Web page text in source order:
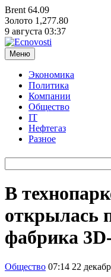
Brent 64.09
Золото 1,277.80
9 августа 03:37
Меню
Экономика
Политика
Компании
Общество
IT
Нефтегаз
Разное
В
открылась
фабрика
Общество 07:14 22